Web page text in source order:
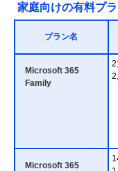
家庭向けの有料プ
プラン名
Microsoft 365
Family
Microsoft 365